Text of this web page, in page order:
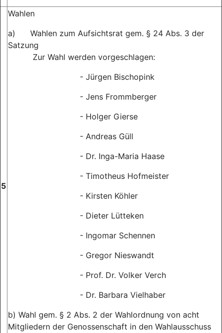
5
Wahlen
a) Wahlen zum Aufsichtsrat gem. § 24 Abs. 3 der
Satzung
Zur Wahl werden vorgeschlagen:
- Jürgen Bischopink
- Jens Frommberger
- Holger Gierse
- Andreas Güll
- Dr. Inga-Maria Haase
- Timotheus Hofmeister
- Kirsten Köhler
- Dieter Lütteken
- Ingomar Schennen
- Gregor Nieswandt
- Prof. Dr. Volker Verch
- Dr. Barbara Vielhaber
b) Wahl gem. § 2 Abs. 2 der Wahlordnung von acht
Mitgliedern der Genossenschaft in den Wahlausschuss